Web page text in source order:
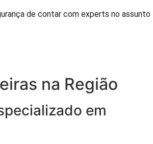
de contar com experts no assunto
na Região
em